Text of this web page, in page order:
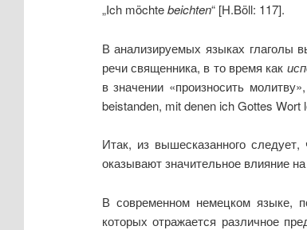
„Ich möchtebeichten“ [H.Böll: 117].
В анализируемых языках глаголы
речи священника, в то время как
в значении «произносить
beistanden, mit denen ich Gottes Wort
Итак, из вышесказанного
оказывают значительное влияние
В современном немецком языке,
которых отражается различное